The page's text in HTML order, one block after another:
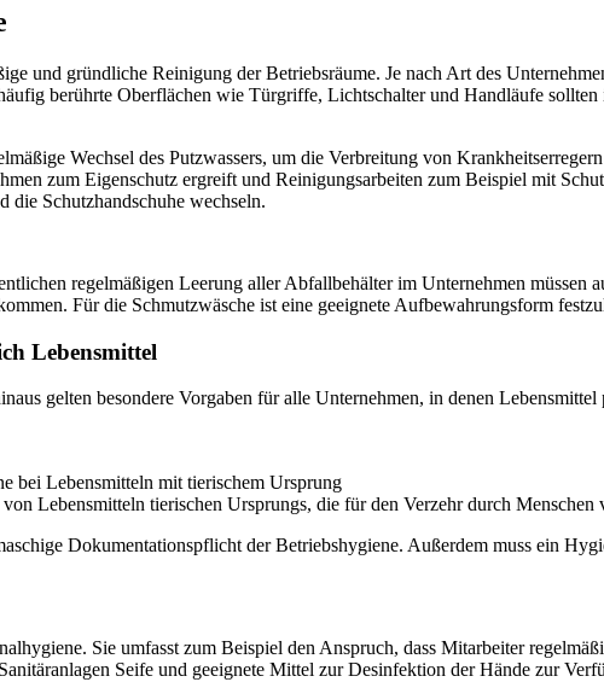
und gründliche Reinigung der Betriebsräume. Je nach Art des
berührte Oberflächen wie Türgriffe, Lichtschalter und Handläufe
Wechsel des Putzwassers, um die Verbreitung von
zum Eigenschutz ergreift und Reinigungsarbeiten zum Beispiel mit
die Schutzhandschuhe wechseln.
regelmäßigen Leerung aller Abfallbehälter im Unternehmen müssen
Für die Schmutzwäsche ist eine geeignete Aufbewahrungsform
Lebensmittel
gelten besondere Vorgaben für alle Unternehmen, in denen
bei Lebensmitteln mit tierischem Ursprung
Lebensmitteln tierischen Ursprungs, die für den Verzehr durch Menschen
Dokumentationspflicht der Betriebshygiene. Außerdem muss ein
Sie umfasst zum Beispiel den Anspruch, dass Mitarbeiter
Seife und geeignete Mittel zur Desinfektion der Hände zur